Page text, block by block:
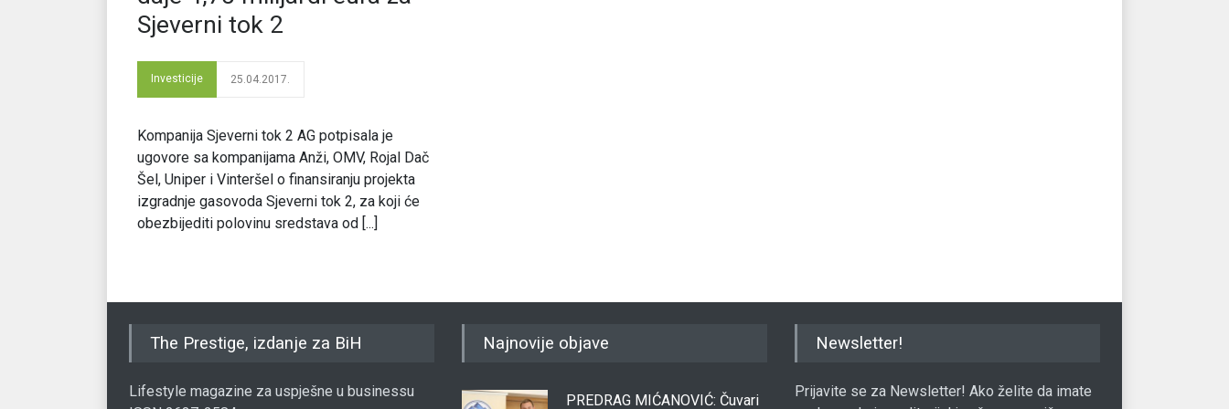
Sjeverni tok 2
Investicije 25.04.2017.
Kompanija Sjeverni tok 2 AG potpisala je
ugovore sa kompanijama Anži, OMV, Rojal Dač
Šel, Uniper i Vinteršel o finansiranju projekta
izgradnje gasovoda Sjeverni tok 2, za koji će
obezbijediti polovinu sredstava od [...]
The Prestige, izdanje za BiH
Lifestyle magazine za uspješne u businessu
Najnovije objave
PREDRAG MIĆANOVIĆ: Čuvari
Newsletter!
Prijavite se za Newsletter! Ako želite da imate